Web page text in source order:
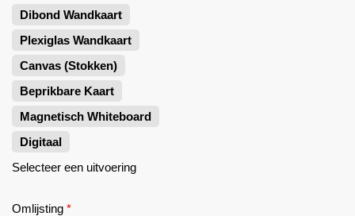
Dibond Wandkaart
Plexiglas Wandkaart
Canvas (Stokken)
Beprikbare Kaart
Magnetisch Whiteboard
Digitaal
Selecteer een uitvoering
Omlijsting *